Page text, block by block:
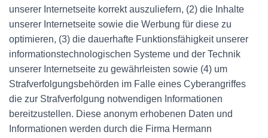
unserer Internetseite korrekt auszuliefern, (2) die Inhalte
unserer Internetseite sowie die Werbung für diese zu
optimieren, (3) die dauerhafte Funktionsfähigkeit unserer
informationstechnologischen Systeme und der Technik
unserer Internetseite zu gewährleisten sowie (4) um
Strafverfolgungsbehörden im Falle eines Cyberangriffes
die zur Strafverfolgung notwendigen Informationen
bereitzustellen. Diese anonym erhobenen Daten und
Informationen werden durch die Firma Hermann